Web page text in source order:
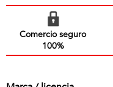
Comercio seguro
100%